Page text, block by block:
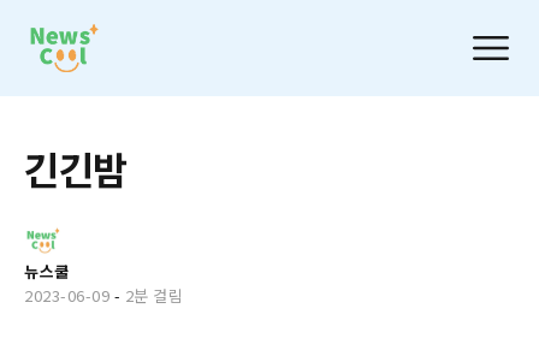
긴긴밤
뉴스쿨
2023-06-09 - 2분 걸림